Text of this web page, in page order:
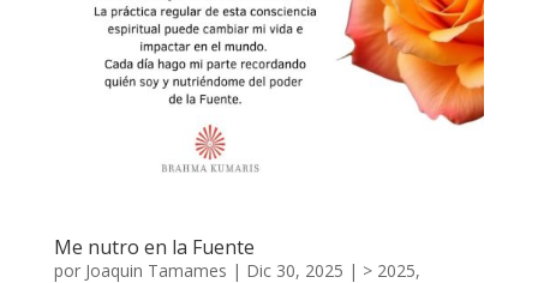
Me nutro en la Fuente
por Joaquin Tamames | Dic 30, 2025 | > 2025,